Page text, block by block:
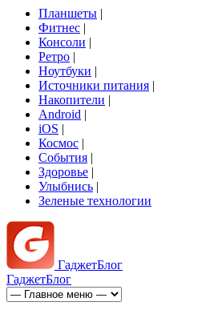
Планшеты |
Фитнес |
Консоли |
Ретро |
Ноутбуки |
Источники питания |
Накопители |
Android |
iOS |
Космос |
События |
Здоровье |
Улыбнись |
Зеленые технологии
ГаджетБлог
ГаджетБлог